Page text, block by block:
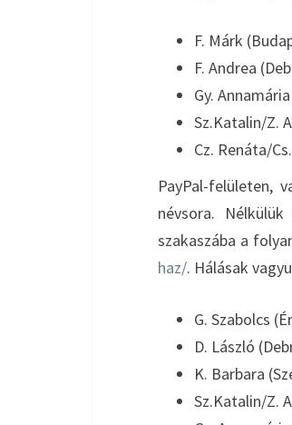
F. Márk
F. Andrea
Gy.
Sz.Katalin/Z.
Cz. Renáta/
PayPal-felületen,
névsora.
szakaszába a
haz/. Hálásak
G. Szabolcs
D. László
K. Barbara
Sz.Katalin/Z.